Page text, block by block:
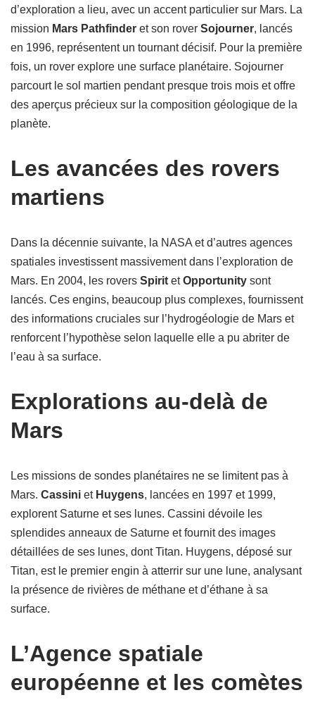
d’exploration a lieu, avec un accent particulier sur Mars. La
mission Mars Pathfinder et son rover Sojourner, lancés
en 1996, représentent un tournant décisif. Pour la première
fois, un rover explore une surface planétaire. Sojourner
parcourt le sol martien pendant presque trois mois et offre
des aperçus précieux sur la composition géologique de la
planète.
Les avancées des rovers
martiens
Dans la décennie suivante, la NASA et d’autres agences
spatiales investissent massivement dans l’exploration de
Mars. En 2004, les rovers Spirit etOpportunity sont
lancés. Ces engins, beaucoup plus complexes, fournissent
des informations cruciales sur l’hydrogéologie de Mars et
renforcent l’hypothèse selon laquelle elle a pu abriter de
l’eau à sa surface.
Explorations au-delà de
Mars
Les missions de sondes planétaires ne se limitent pas à
Mars. Cassini et Huygens, lancées en 1997 et 1999,
explorent Saturne et ses lunes. Cassini dévoile les
splendides anneaux de Saturne et fournit des images
détaillées de ses lunes, dont Titan. Huygens, déposé sur
Titan, est le premier engin à atterrir sur une lune, analysant
la présence de rivières de méthane et d’éthane à sa
surface.
L’Agence spatiale
européenne et les comètes